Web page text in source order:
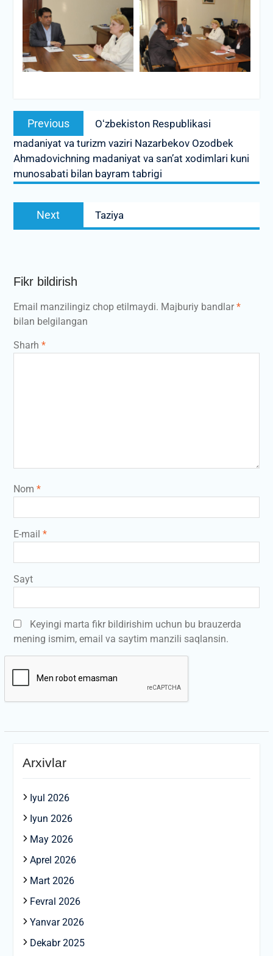
Post
menyusi
Previous
Previous
post:
Oʻzbekiston Respublikasi
madaniyat va turizm vaziri Nazarbekov Ozodbek
Ahmadovichning madaniyat va sanʼat xodimlari kuni
munosabati bilan bayram tabrigi
Next
Next
post:
Taziya
Fikr bildirish
Email manzilingiz chop etilmaydi. Majburiy bandlar*
bilan belgilangan
Sharh *
Nom *
E-mail *
Sayt
Keyingi marta fikr bildirishim uchun bu brauzerda
mening ismim, email va saytim manzili saqlansin.
Arxivlar
Iyul 2026
Iyun 2026
May 2026
Aprel 2026
Mart 2026
Fevral 2026
Yanvar 2026
Dekabr 2025